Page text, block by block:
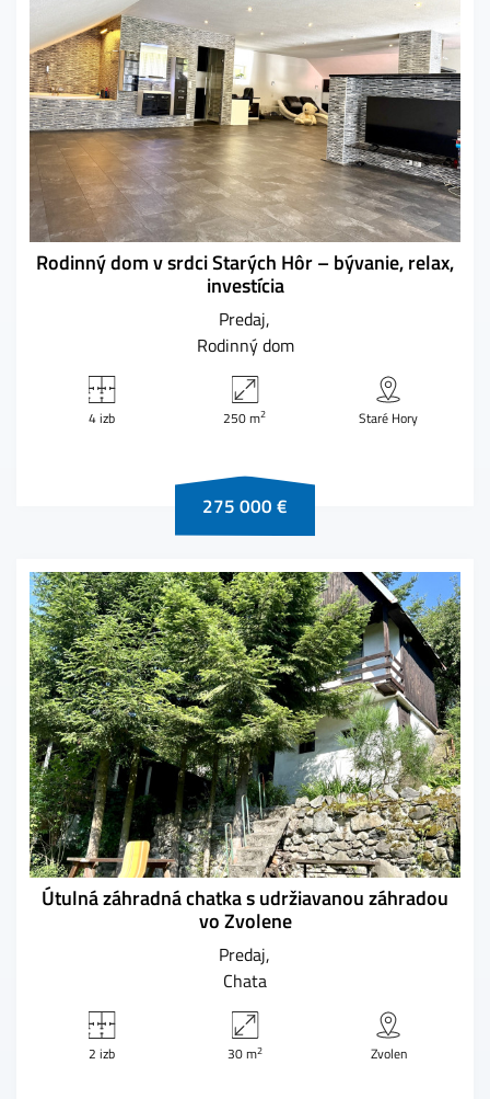
Rodinný dom v srdci Starých Hôr – bývanie, relax,
investícia
Predaj
Rodinný dom
4 izb 250 m2 Staré Hory
275 000 €
Útulná záhradná chatka s udržiavanou záhradou
vo Zvolene
Predaj
Chata
2 izb 30 m2 Zvolen